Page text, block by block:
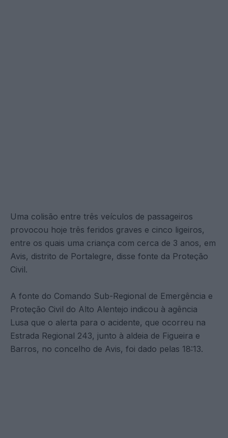
Uma colisão entre três veículos de passageiros
provocou hoje três feridos graves e cinco ligeiros,
entre os quais uma criança com cerca de 3 anos, em
Avis, distrito de Portalegre, disse fonte da Proteção
Civil.
A fonte do Comando Sub-Regional de Emergência e
Proteção Civil do Alto Alentejo indicou à agência
Lusa que o alerta para o acidente, que ocorreu na
Estrada Regional 243, junto à aldeia de Figueira e
Barros, no concelho de Avis, foi dado pelas 18:13.